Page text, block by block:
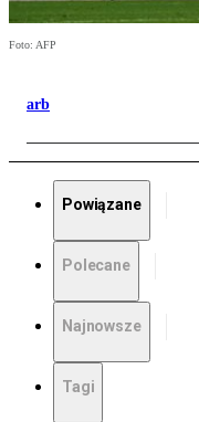
Foto: AFP
arb
Powiązane
Polecane
Najnowsze
Tagi